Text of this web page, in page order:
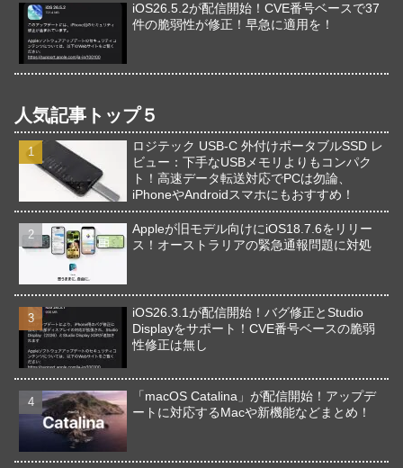
iOS26.5.2が配信開始！CVE番号ベースで37
件の脆弱性が修正！早急に適用を！
人気記事トップ５
ロジテック USB-C 外付けポータブルSSD レ
ビュー：下手なUSBメモリよりもコンパク
ト！高速データ転送対応でPCは勿論、
iPhoneやAndroidスマホにもおすすめ！
Appleが旧モデル向けにiOS18.7.6をリリー
ス！オーストラリアの緊急通報問題に対処
iOS26.3.1が配信開始！バグ修正とStudio
Displayをサポート！CVE番号ベースの脆弱
性修正は無し
「macOS Catalina」が配信開始！アップデ
ートに対応するMacや新機能などまとめ！